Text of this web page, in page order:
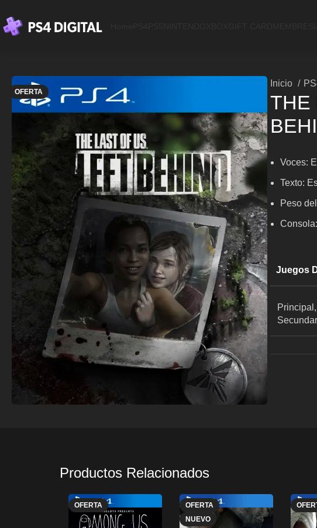
OFERTA
Inicio
THE
Voces:
Texto:
Peso
Juegos
Principal,
Productos Relacionados
OFERTA
OFERTA
NUEVO